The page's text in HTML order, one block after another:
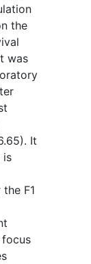
the
was
It
is
F1
focus